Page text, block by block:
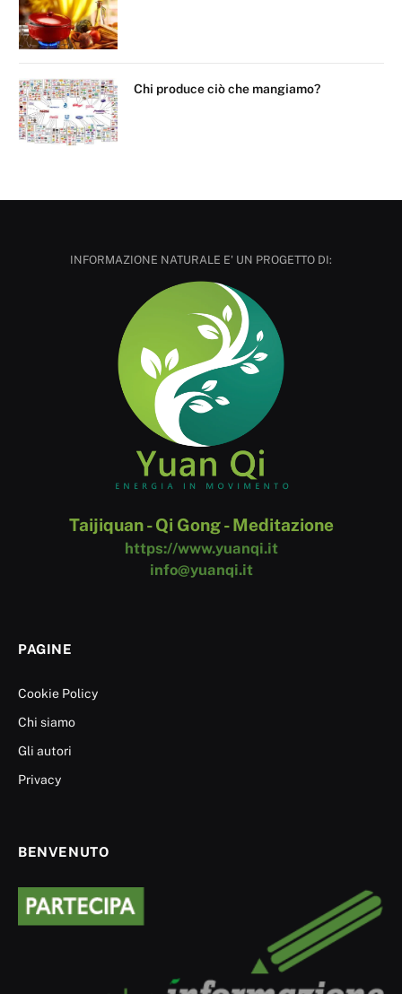
Chi produce ciò che mangiamo?
INFORMAZIONE NATURALE E' UN PROGETTO DI:
Taijiquan - Qi Gong - Meditazione
https://www.yuanqi.it
info@yuanqi.it
PAGINE
Cookie Policy
Chi siamo
Gli autori
Privacy
BENVENUTO